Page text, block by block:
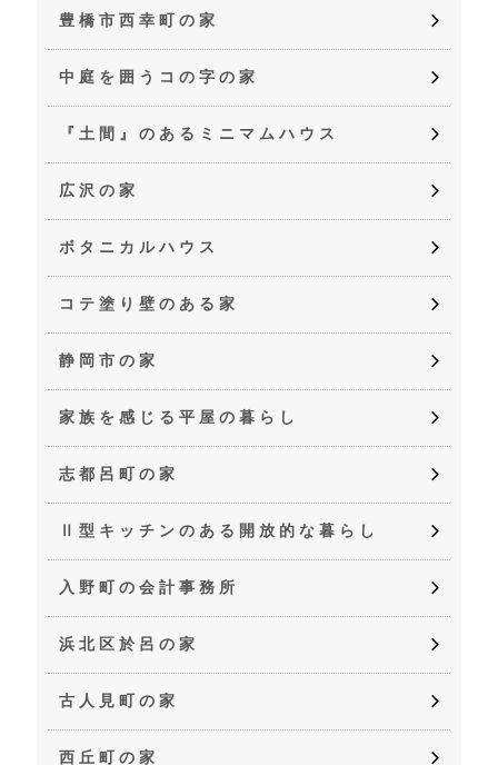
豊橋市西幸町の家
中庭を囲うコの字の家
『土間』のあるミニマムハウス
広沢の家
ボタニカルハウス
コテ塗り壁のある家
静岡市の家
家族を感じる平屋の暮らし
志都呂町の家
Ⅱ型キッチンのある開放的な暮らし
入野町の会計事務所
浜北区於呂の家
古人見町の家
西丘町の家